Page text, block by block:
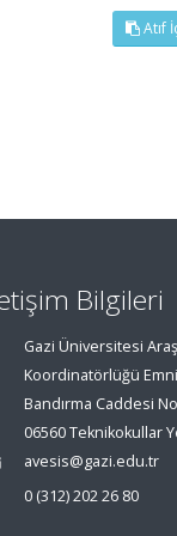
Atıf
Bilgileri
Gazi Üniversitesi
Koordinatörlüğü
Bandırma Caddesi
06560 Teknikokullar
avesis@gazi.edu.tr
0 (312) 202 26 80